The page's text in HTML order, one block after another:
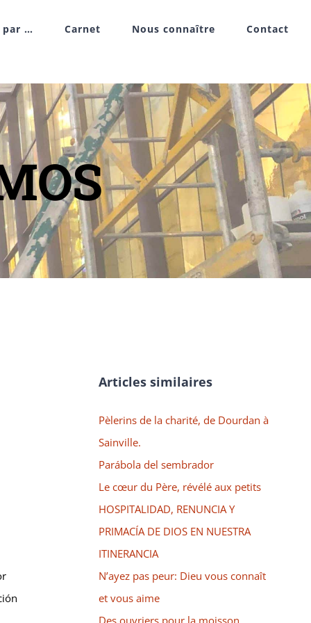
par … Carnet Nous connaître Contact
Articles similaires
Pèlerins de la charité, de Dourdan à
Sainville.
Parábola del sembrador
Le cœur du Père, révélé aux petits
HOSPITALIDAD, RENUNCIA Y
PRIMACÍA DE DIOS EN NUESTRA
ITINERANCIA
N’ayez pas peur: Dieu vous connaît
et vous aime
Des ouvriers pour la moisson